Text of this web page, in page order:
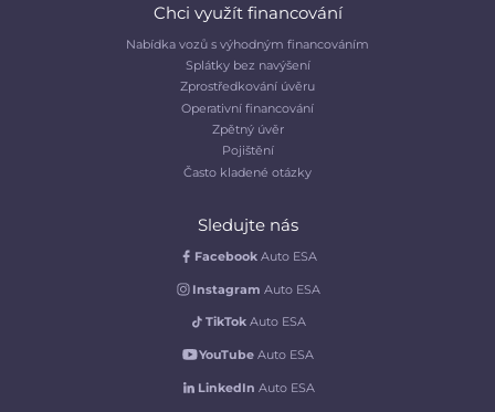
Chci využít financování
Nabídka vozů s výhodným financováním
Splátky bez navýšení
Zprostředkování úvěru
Operativní financování
Zpětný úvěr
Pojištění
Často kladené otázky
Sledujte nás
Facebook Auto ESA
Instagram Auto ESA
TikTok Auto ESA
YouTubeAuto ESA
LinkedIn Auto ESA